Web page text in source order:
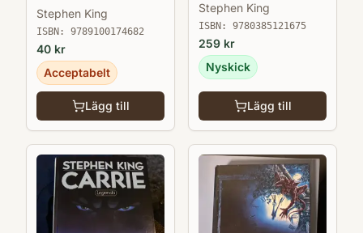
Stephen King
ISBN: 9789100174682
40 kr
Acceptabelt
Lägg till
Stephen King
ISBN: 9780385121675
259 kr
Nyskick
Lägg till